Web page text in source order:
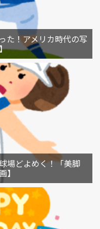
た！アメリカ時代の写
場どよめく！「美脚
】